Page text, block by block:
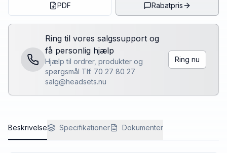
PDF Rabatpris
Ring til vores salgssupport og
få personlig hjælp
Hjælp til ordrer, produkter og
spørgsmål Tlf. 70 27 80 27
salg@headsets.nu
Ring nu
Beskrivelse Specifikationer Dokumenter